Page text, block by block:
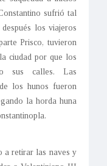
sufrió tal
los viajeros
Prisco, tuvieron
ciudad por que los
sus calles. Las
los hunos fueron
la horda huna
a retirar las naves y